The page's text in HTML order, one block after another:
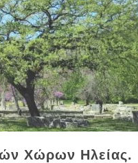
Χώρων Ηλείας.